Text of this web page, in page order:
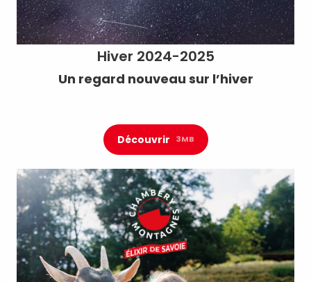
Hiver 2024-2025
Un regard nouveau sur l’hiver
Découvrir 3MB